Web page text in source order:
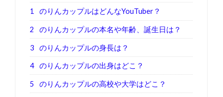
1 のりんカップルはどんなYouTuber？
2 のりんカップルの本名や年齢、誕生日は？
3 のりんカップルの身長は？
4 のりんカップルの出身はどこ？
5 のりんカップルの高校や大学はどこ？